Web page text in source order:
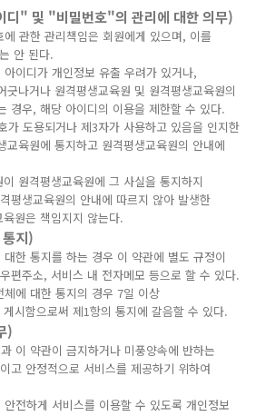
" 및 "비밀번호"의 관리에 대한 의무)
관한 관리책임은 회원에게 있으며, 이를
안 된다.
이디가 개인정보 유출 우려가 있거나,
긋나거나 원격평생교육원 및 원격평생교육원의
경우, 해당 아이디의 이용을 제한할 수 있다.
도용되거나 제3자가 사용하고 있음을 인지한
교육원에 통지하고 원격평생교육원의 안내에
원격평생교육원에 그 사실을 통지하지
평생교육원의 안내에 따르지 않아 발생한
원은 책임지지 않는다.
지)
한 통지를 하는 경우 이 약관에 별도 규정이
편주소, 서비스 내 전자메모 등으로 할 수 있다.
에 대한 통지의 경우 7일 이상
시함으로써 제1항의 통지에 갈음할 수 있다.
)
이 약관이 금지하거나 미풍양속에 반하는
고 안정적으로 서비스를 제공하기 위하여
전하게 서비스를 이용할 수 있도록 개인정보